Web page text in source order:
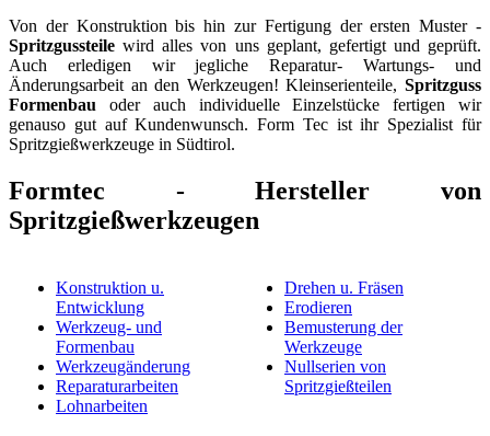
Von der Konstruktion bis hin zur Fertigung der ersten Muster -
Spritzgussteile wird alles von uns geplant, gefertigt und geprüft.
Auch erledigen wir jegliche Reparatur- Wartungs- und
Änderungsarbeit an den Werkzeugen! Kleinserienteile, Spritzguss
Formenbau oder auch individuelle Einzelstücke fertigen wir
genauso gut auf Kundenwunsch. Form Tec ist ihr Spezialist für
Spritzgießwerkzeuge in Südtirol.
Formtec - Hersteller von
Spritzgießwerkzeugen
Konstruktion u.
Entwicklung
Werkzeug- und
Formenbau
Werkzeugänderung
Reparaturarbeiten
Lohnarbeiten
Drehen u. Fräsen
Erodieren
Bemusterung der
Werkzeuge
Nullserien von
Spritzgießteilen